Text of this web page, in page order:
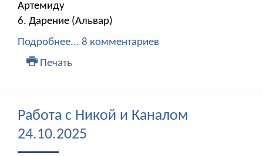
Артемиду
6. Дарение (Альвар)
Подробнее... 8 комментариев
Печать
Работа с Никой и Каналом
24.10.2025